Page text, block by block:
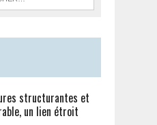
structurantes et
un lien étroit